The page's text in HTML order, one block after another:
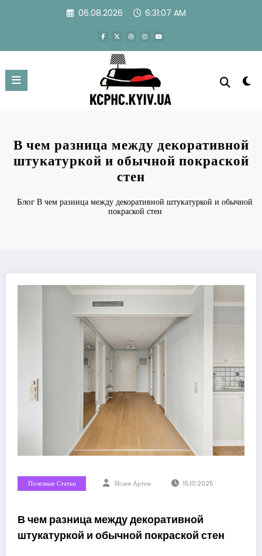
06.08.2026 6:31:08 AM
В чем разница между декоративной
штукатуркой и обычной покраской
стен
Блог В чем разница между декоративной штукатуркой и обычной
покраской стен
Полезные Статьи Исаев Артем 15.10.2025
В чем разница между декоративной
штукатуркой и обычной покраской стен